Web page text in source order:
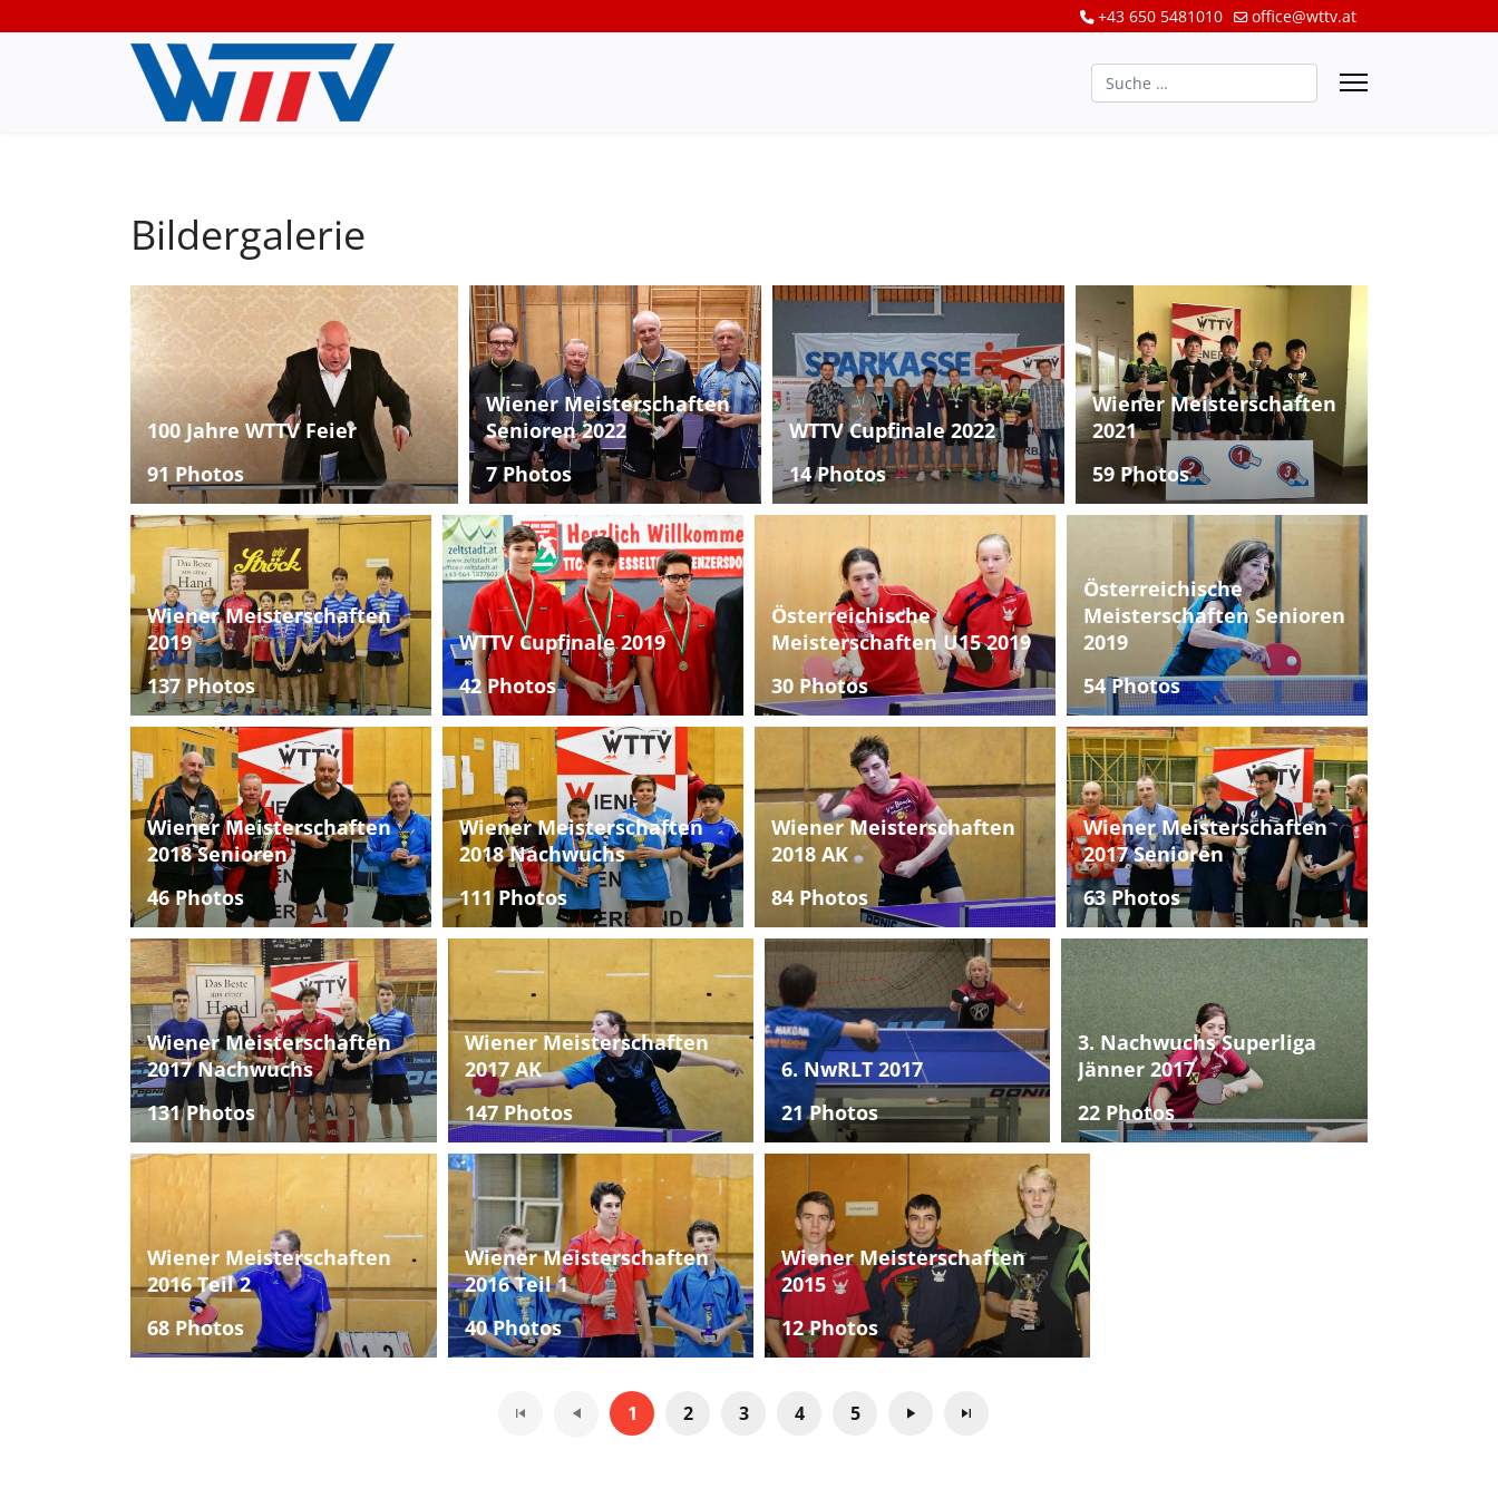
+43 650 5481010 office@wttv.at
Suchen
Bildergalerie
100 Jahre WTTV Feier
91 Photos
Wiener Meisterschaften
Senioren 2022
7 Photos
WTTV Cupfinale 2022
14 Photos
Wiener Meisterschaften
2021
59 Photos
Wiener Meisterschaften
2019
137 Photos
WTTV Cupfinale 2019
42 Photos
Österreichische
Meisterschaften U15 2019
30 Photos
Österreichische
Meisterschaften Senioren
2019
54 Photos
Wiener Meisterschaften
2018 Senioren
46 Photos
Wiener Meisterschaften
2018 Nachwuchs
111 Photos
Wiener Meisterschaften
2018 AK
84 Photos
Wiener Meisterschaften
2017 Senioren
63 Photos
Wiener Meisterschaften
2017 Nachwuchs
131 Photos
Wiener Meisterschaften
2017 AK
147 Photos
6. NwRLT 2017
21 Photos
3. Nachwuchs Superliga
Jänner 2017
22 Photos
Wiener Meisterschaften
2016 Teil 2
68 Photos
Wiener Meisterschaften
2016 Teil 1
40 Photos
Wiener Meisterschaften
2015
12 Photos
1 2 3 4 5